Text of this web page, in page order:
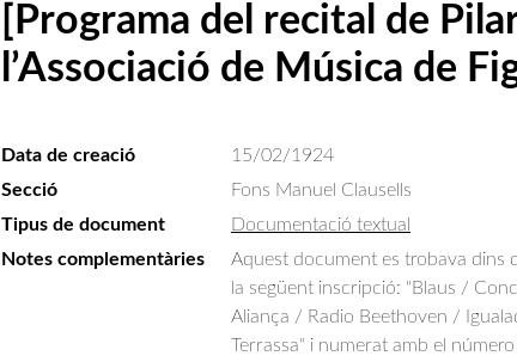
[Programa del recital de
l’Associació de Música de
Data de creació
15/02/1924
Secció
Fons Manuel Clausells
Tipus de document
Documentació textual
Notes complementàries
Aquest document es trobava dins
la següent inscripció: "Blaus /
Aliança / Radio Beethoven /
Terrassa" i numerat amb el